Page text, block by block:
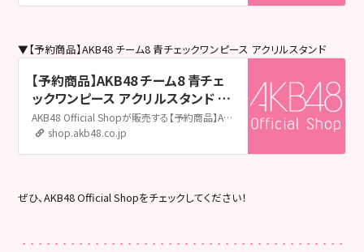
▼【予約商品】AKB48 チーム8 青チェックワンピース アクリルスタンド
【予約商品】AKB48 チーム8 青チェ
ックワンピース アクリルスタンド |
AKB48 Official Shop
AKB48 Official Shopが販売する【予約商品】AKB48 チーム8 青チェックワンピース アクリルスタンドの販売ページです。AKB48 Official ShopはAKB48の公式通販サイトです。メンバー個別グッズやライブグッズ、生誕グッズ、生写真をはじめ、CDやDVD&Blu-rayも取扱い中！
shop.akb48.co.jp
ぜひ、AKB48 Official Shopをチェックしてください！